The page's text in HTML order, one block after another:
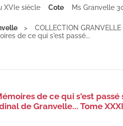
XVIe siècle Cote Ms Granvelle
COLLECTION GRANVELLE
de ce qui s'est passé...
de ce qui s'est
de Granvelle... Tome